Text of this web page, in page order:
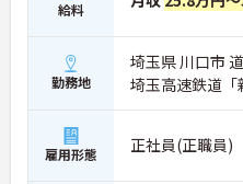
給料
勤務地
埼玉県 川口市
埼玉高速鉄道
雇用形態 正社員(正職員)